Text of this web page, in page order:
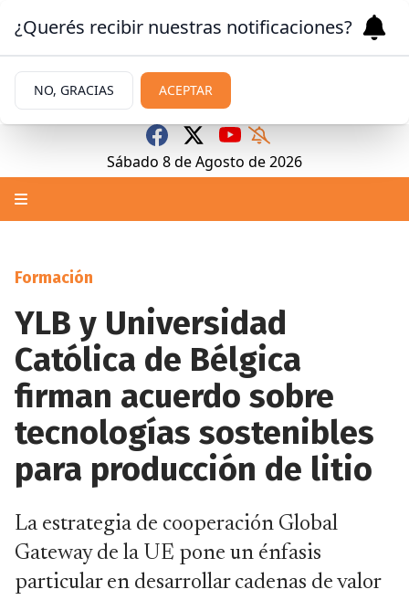
Sábado 8deAgosto de 2026
Formación
YLB y Universidad
Católica de Bélgica
firman acuerdo sobre
tecnologías sostenibles
para producción de litio
La estrategia de cooperación Global
Gateway de la UE pone un énfasis
particular en desarrollar cadenas de valor
¿Querés recibir nuestras notificaciones?
NO, GRACIAS ACEPTAR